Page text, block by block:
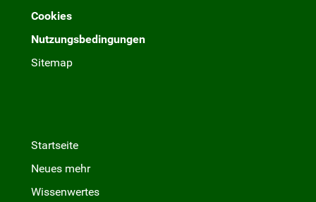
Cookies
Nutzungsbedingungen
Sitemap
Startseite
Neues mehr
Wissenwertes